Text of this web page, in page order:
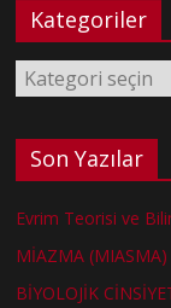
Kategoriler
Kategoriler
Son Yazılar
Evrim Teorisi ve
MİAZMA (MIASMA)
BİYOLOJİK